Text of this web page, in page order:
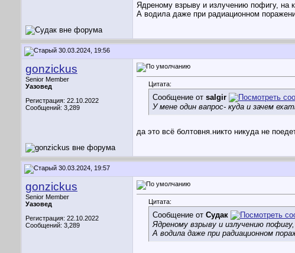
Ядреному взрыву и излучению пофигу, на
А водила даже при радиационном
30.03.2024, 19:56
gonzickus
Senior Member
Уазовед
Регистрация: 22.10.2022
Сообщений: 3,289
Цитата:
Сообщение от salgir
У мене один вапрос- куда и зачем
да это всё болтовня.никто никуда не
30.03.2024, 19:57
gonzickus
Senior Member
Уазовед
Регистрация: 22.10.2022
Сообщений: 3,289
Цитата:
Сообщение от Судак
Ядреному взрыву и излучению
А водила даже при радиационном